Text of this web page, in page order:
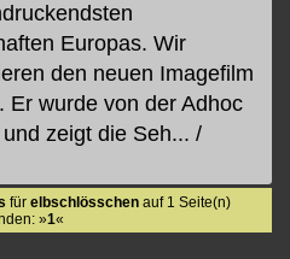
Europas. Wir
den neuen Imagefilm
Er wurde von der Adhoc
zeigt die Seh... /
fürelbschlösschen auf 1 Seite(n)
»1«